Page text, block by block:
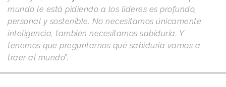
mundo le está pidiendo a los lideres es profundo,
personal y sostenible. No necesitamos únicamente
inteligencia, también necesitamos sabiduría. Y
tenemos que preguntarnos qué sabiduría vamos a
traer al mundo”.